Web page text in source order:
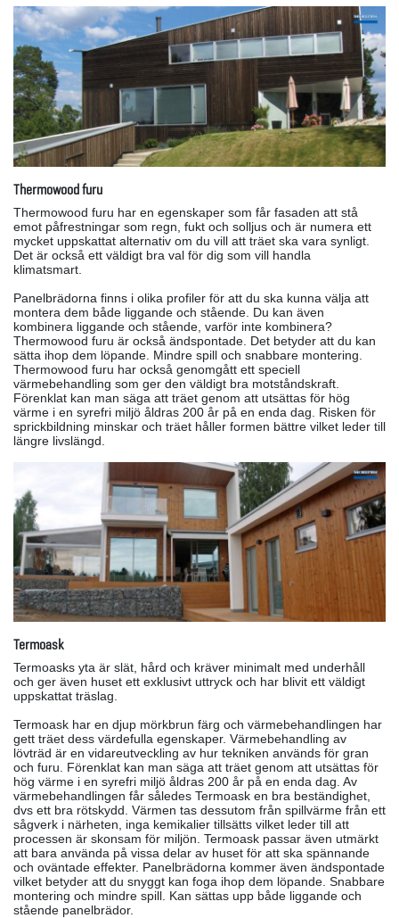
Thermowood furu
Thermowood furu har en egenskaper som får fasaden att stå
emot påfrestningar som regn, fukt och solljus och är numera ett
mycket uppskattat alternativ om du vill att träet ska vara synligt.
Det är också ett väldigt bra val för dig som vill handla
klimatsmart.
Panelbrädorna finns i olika profiler för att du ska kunna välja att
montera dem både liggande och stående. Du kan även
kombinera liggande och stående, varför inte kombinera?
Thermowood furu är också ändspontade. Det betyder att du kan
sätta ihop dem löpande. Mindre spill och snabbare montering.
Thermowood furu har också genomgått ett speciell
värmebehandling som ger den väldigt bra motståndskraft.
Förenklat kan man säga att träet genom att utsättas för hög
värme i en syrefri miljö åldras 200 år på en enda dag. Risken för
sprickbildning minskar och träet håller formen bättre vilket leder till
längre livslängd.
Termoask
Termoasks yta är slät, hård och kräver minimalt med underhåll
och ger även huset ett exklusivt uttryck och har blivit ett väldigt
uppskattat träslag.
Termoask har en djup mörkbrun färg och värmebehandlingen har
gett träet dess värdefulla egenskaper. Värmebehandling av
lövträd är en vidareutveckling av hur tekniken används för gran
och furu. Förenklat kan man säga att träet genom att utsättas för
hög värme i en syrefri miljö åldras 200 år på en enda dag. Av
värmebehandlingen får således Termoask en bra beständighet,
dvs ett bra rötskydd. Värmen tas dessutom från spillvärme från ett
sågverk i närheten, inga kemikalier tillsätts vilket leder till att
processen är skonsam för miljön. Termoask passar även utmärkt
att bara använda på vissa delar av huset för att ska spännande
och oväntade effekter. Panelbrädorna kommer även ändspontade
vilket betyder att du snyggt kan foga ihop dem löpande. Snabbare
montering och mindre spill. Kan sättas upp både liggande och
stående panelbrädor.